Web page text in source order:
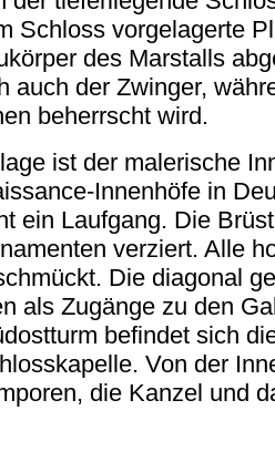
Schloss vorgelagerte
des Marstalls
auch der Zwinger,
beherrscht wird.
ist der malerische
Innenhöfe in
ein Laufgang. Die
verziert. Alle
Die diagonal
als Zugänge zu den
befindet sich
Von der
die Kanzel und